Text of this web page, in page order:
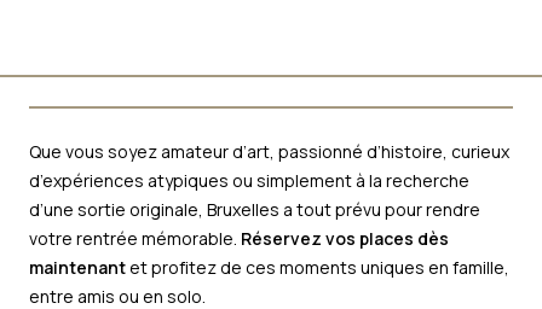
Que vous soyez amateur d’art, passionné d’histoire, curieux
d’expériences atypiques ou simplement à la recherche
d’une sortie originale, Bruxelles a tout prévu pour rendre
votre rentrée mémorable. Réservez vos places dès
maintenantet profitez de ces moments uniques en famille,
entre amis ou en solo.